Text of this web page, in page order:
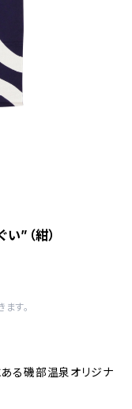
”（紺）
す。
る磯部温泉オリジナ